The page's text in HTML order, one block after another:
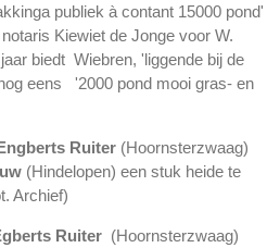
publiek à contant 15000 pond'
Kiewiet de Jonge voor W.
biedt Wiebren, 'liggende bij de
eens '2000 pond mooi gras- en
Ruiter (Hoornsterzwaag)
(Hindelopen) een stuk heide te
Archief)
Ruiter (Hoornsterzwaag)